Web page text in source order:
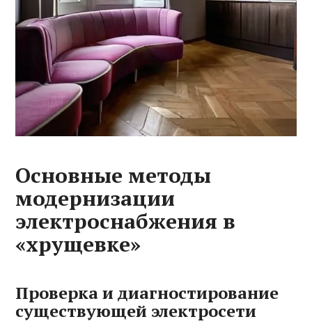
Основные методы
модернизации
электроснабжения в
«хрущевке»
Проверка и диагностирование
существующей электросети